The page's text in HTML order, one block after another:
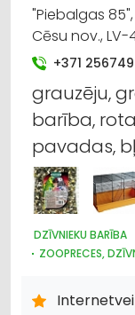
"Piebalgas
Cēsu nov., LV-
+371
grauzēju,
barība,
pavadas,
DZĪVNIEKU BARĪBA
ZOOPRECES,